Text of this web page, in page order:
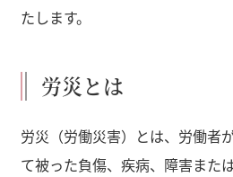
たします。
労災とは
労災（労働災害）とは、労働者
て被った負傷、疾病、障害また